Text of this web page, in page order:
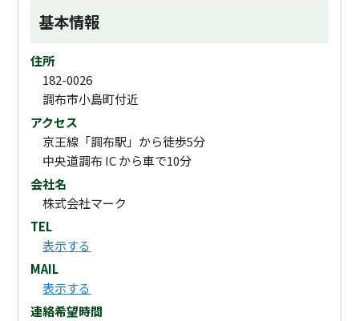
基本情報
住所
182-0026
調布市小島町付近
アクセス
京王線「調布駅」から徒歩5分
中央道調布 IC から車で10分
会社名
株式会社マーク
TEL
表示する
MAIL
表示する
連絡希望時間